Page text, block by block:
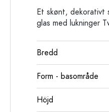
Et skønt, dekorativt
glas med lukninger
Bredd
Form - basområde
Höjd